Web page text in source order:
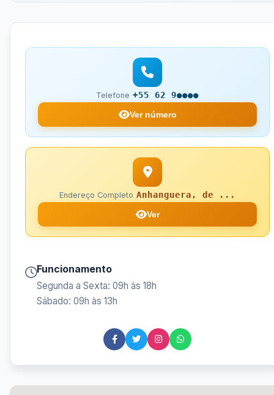
Telefone +55 62 9●●●●
Ver número
Endereço Completo Anhanguera, de ...
Ver
Funcionamento
Segunda a Sexta: 09h às 18h
Sábado: 09h às 13h